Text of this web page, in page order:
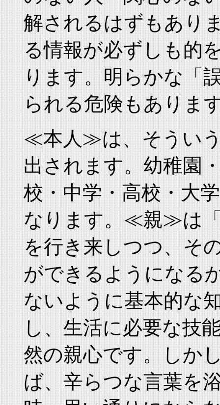
解されるはずもあり
る情報が必ずしも的
ります。明らかな「
られる危険もありま
≪本人≫は、そうい
出されます。幼稚園
校・中学・高校・大
なります。≪親≫は
を行き来しつつ、そ
ができるようになる
ないように基本的な
し、生活に必要な技
然の親心です。しか
ば、辛らつな言葉を